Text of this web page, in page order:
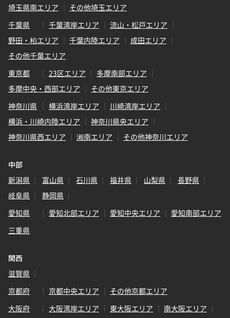
埼玉県南エリア
その他埼玉エリア
千葉県
千葉湾岸エリア
流山・松戸エリア
野田・柏エリア
千葉内陸エリア
成田エリア
その他千葉エリア
東京都
23区エリア
多摩南部エリア
多摩中央・西部エリア
その他東京エリア
神奈川県
横浜湾岸エリア
川崎湾岸エリア
横浜・川崎内陸エリア
神奈川県央エリア
神奈川県西エリア
湘南エリア その他神奈川エリア
中部
新潟県
富山県 石川県 福井県 山梨県
長野県
岐阜県
静岡県
愛知県
愛知北部エリア 愛知中央エリア
愛知南部エリア
三重県
関西
滋賀県
京都府
京都中央エリア
その他京都エリア
大阪府
大阪湾岸エリア 東大阪エリア
南大阪エリア